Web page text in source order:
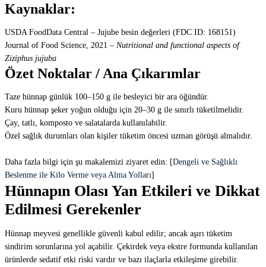
Kaynaklar:
USDA FoodData Central – Jujube besin değerleri (FDC ID: 168151)
Journal of Food Science, 2021 – Nutritional and functional aspects of
Ziziphus jujuba
Özet Noktalar / Ana Çıkarımlar
Taze hünnap günlük 100–150 g ile besleyici bir ara öğündür.
Kuru hünnap şeker yoğun olduğu için 20–30 g ile sınırlı tüketilmelidir.
Çay, tatlı, komposto ve salatalarda kullanılabilir.
Özel sağlık durumları olan kişiler tüketim öncesi uzman görüşü almalıdır.
Daha fazla bilgi için şu makalemizi ziyaret edin: [Dengeli ve Sağlıklı
Beslenme ile Kilo Verme veya Alma Yolları]
Hünnapın Olası Yan Etkileri ve Dikkat
Edilmesi Gerekenler
Hünnap meyvesi genellikle güvenli kabul edilir; ancak aşırı tüketim
sindirim sorunlarına yol açabilir. Çekirdek veya ekstre formunda kullanılan
ürünlerde sedatif etki riski vardır ve bazı ilaçlarla etkileşime girebilir.